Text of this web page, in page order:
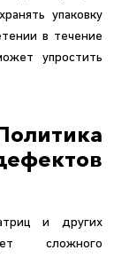
в течение
упростить
и других
сложного